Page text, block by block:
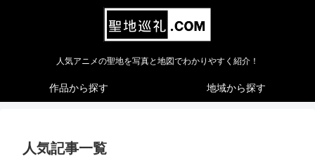
人気アニメの聖地を写真と地図でわかりやすく紹介！
作品から探す 地域から探す
人気記事一覧